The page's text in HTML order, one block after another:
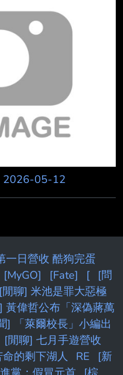
說二手商品好壞自行
意退貨， 但y版友持
個運費， 且不停說
符狀況， 得了便宜
懶人包及時間軸如
因物品有年紀，
2026-05-12
一日營收 酷狗完蛋
[MyGO] [Fate] [
[問
[閒聊] 米池是罪大惡極
黃偉哲公布「深偽蔣萬
] 「萊爾校長」小編出
[閒聊] 七月手遊營收
的剩下湖人 RE
[新